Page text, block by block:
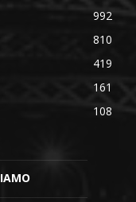
992
810
419
161
108